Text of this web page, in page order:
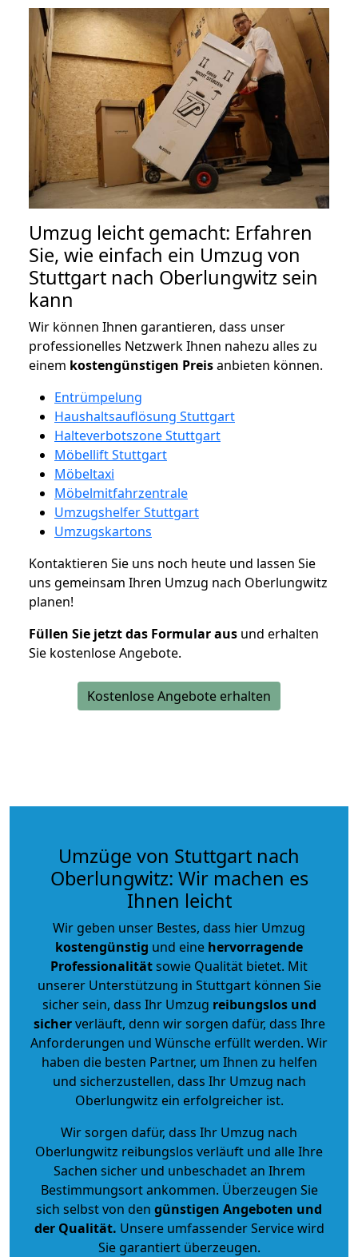
Umzug leicht gemacht: Erfahren
Sie, wie einfach ein Umzug von
Stuttgart nach Oberlungwitz sein
kann
Wir können Ihnen garantieren, dass unser
professionelles Netzwerk Ihnen nahezu alles zu
einem kostengünstigen Preisanbieten können.
Entrümpelung
Haushaltsauflösung Stuttgart
Halteverbotszone Stuttgart
Möbellift Stuttgart
Möbeltaxi
Möbelmitfahrzentrale
Umzugshelfer Stuttgart
Umzugskartons
Kontaktieren Sie uns noch heute und lassen Sie
uns gemeinsam Ihren Umzug nach Oberlungwitz
planen!
Füllen Sie jetzt das Formular aus und erhalten
Sie kostenlose Angebote.
Kostenlose Angebote erhalten
Umzüge von Stuttgart nach
Oberlungwitz: Wir machen es
Ihnen leicht
Wir geben unser Bestes, dass hier Umzug
kostengünstig und eine hervorragende
Professionalitätsowie Qualität bietet. Mit
unserer Unterstützung in Stuttgart können Sie
sicher sein, dass Ihr Umzug reibungslos und
sicherverläuft, denn wir sorgen dafür, dass Ihre
Anforderungen und Wünsche erfüllt werden. Wir
haben die besten Partner, um Ihnen zu helfen
und sicherzustellen, dass Ihr Umzug nach
Oberlungwitz ein erfolgreicher ist.
Wir sorgen dafür, dass Ihr Umzug nach
Oberlungwitz reibungslos verläuft und alle Ihre
Sachen sicher und unbeschadet an Ihrem
Bestimmungsort ankommen. Überzeugen Sie
sich selbst von den günstigen Angeboten und
der Qualität. Unsere umfassender Service wird
Sie garantiert überzeugen.